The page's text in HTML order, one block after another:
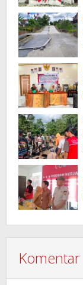
Komentar